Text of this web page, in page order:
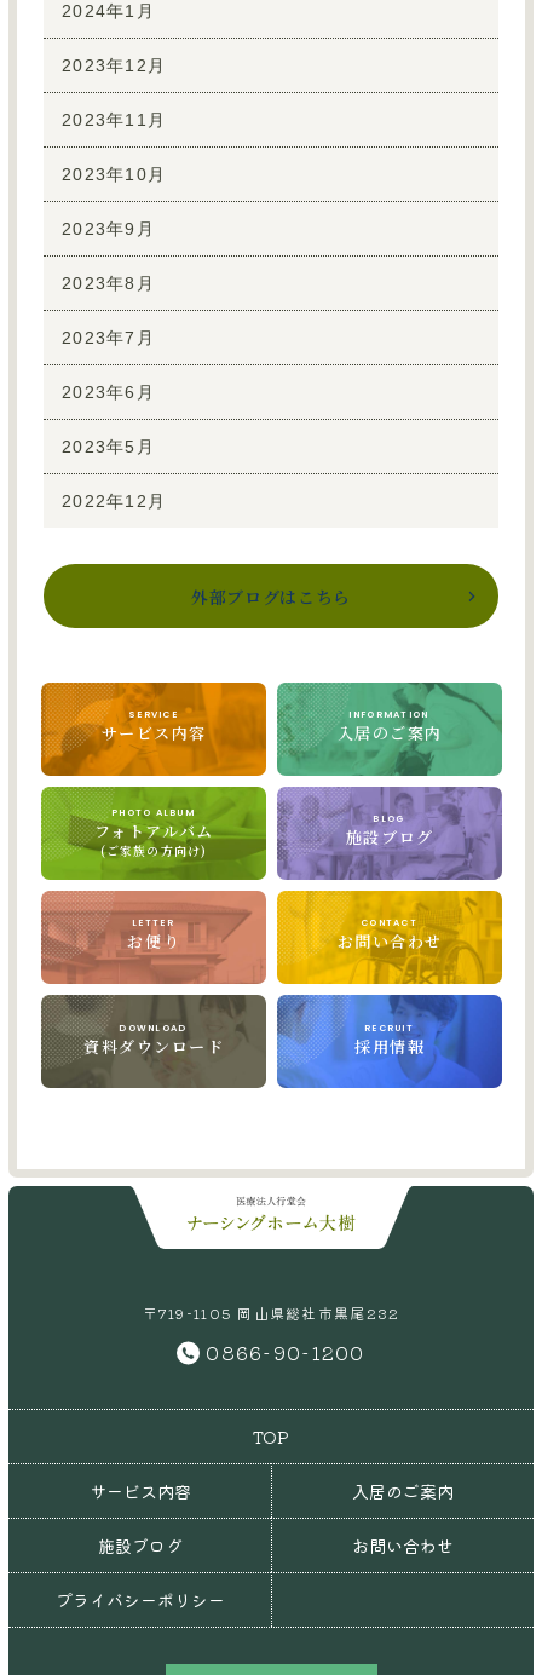
2024年1月
2023年12月
2023年11月
2023年10月
2023年9月
2023年8月
2023年7月
2023年6月
2023年5月
2022年12月
外部ブログはこちら
SERVICE
サービス内容
INFORMATION
入居のご案内
PHOTO ALBUM
フォトアルバム
(ご家族の方向け)
BLOG
施設ブログ
LETTER
お便り
CONTACT
お問い合わせ
DOWNLOAD
資料ダウンロード
RECRUIT
採用情報
〒719-1105 岡山県総社市黒尾232
0866-90-1200
TOP
サービス内容 入居のご案内
施設ブログ お問い合わせ
プライバシーポリシー